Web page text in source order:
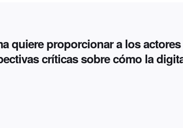
quiere proporcionar a los
críticas sobre cómo la